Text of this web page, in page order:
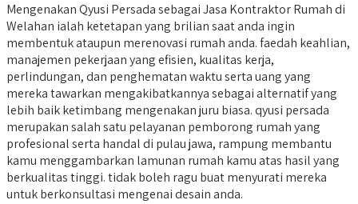
Mengenakan Qyusi Persada sebagai Jasa Kontraktor Rumah di
Welahan ialah ketetapan yang brilian saat anda ingin
membentuk ataupun merenovasi rumah anda. faedah keahlian,
manajemen pekerjaan yang efisien, kualitas kerja,
perlindungan, dan penghematan waktu serta uang yang
mereka tawarkan mengakibatkannya sebagai alternatif yang
lebih baik ketimbang mengenakan juru biasa. qyusi persada
merupakan salah satu pelayanan pemborong rumah yang
profesional serta handal di pulau jawa, rampung membantu
kamu menggambarkan lamunan rumah kamu atas hasil yang
berkualitas tinggi. tidak boleh ragu buat menyurati mereka
untuk berkonsultasi mengenai desain anda.